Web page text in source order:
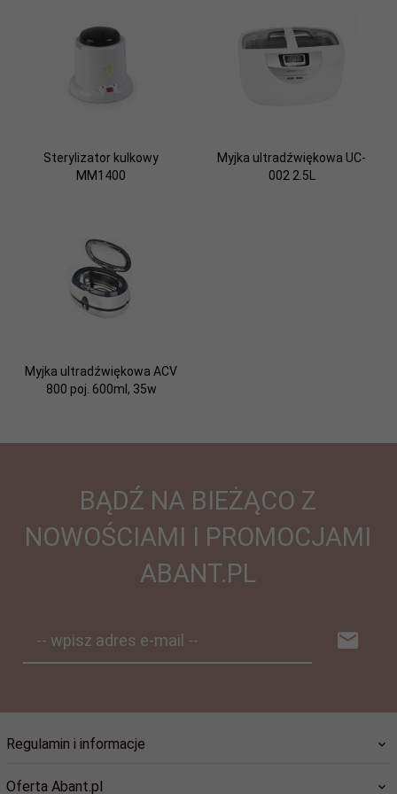
Sterylizator kulkowy
MM1400
Myjka ultradźwiękowa UC-
002 2.5L
Myjka ultradźwiękowa ACV
800 poj. 600ml, 35w
BĄDŹ NA BIEŻĄCO Z
NOWOŚCIAMI I PROMOCJAMI
ABANT.PL
-- wpisz adres e-mail --
Regulamin i informacje
Oferta Abant.pl